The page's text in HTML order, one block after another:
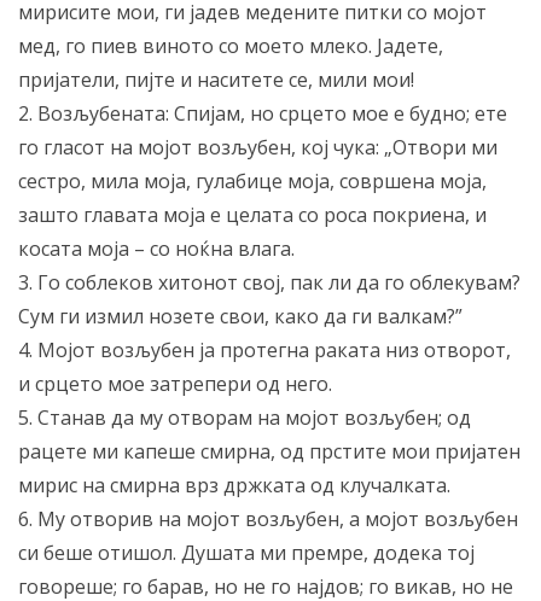
мирисите мои, ги јадев медените питки со мојот
мед, го пиев виното со моето млеко. Јадете,
пријатели, пијте и наситете се, мили мои!
2. Возљубената: Спијам, но срцето мое е будно; ете
го гласот на мојот возљубен, кој чука: „Отвори ми
сестро, мила моја, гулабице моја, совршена моја,
зашто главата моја е целата со роса покриена, и
косата моја – со ноќна влага.
3. Го соблеков хитонот свој, пак ли да го облекувам?
Сум ги измил нозете свои, како да ги валкам?”
4. Мојот возљубен ја протегна раката низ отворот,
и срцето мое затрепери од него.
5. Станав да му отворам на мојот возљубен; од
рацете ми капеше смирна, од прстите мои пријатен
мирис на смирна врз држката од клучалката.
6. Му отворив на мојот возљубен, а мојот возљубен
си беше отишол. Душата ми премре, додека тој
говореше; го барав, но не го најдов; го викав, но не